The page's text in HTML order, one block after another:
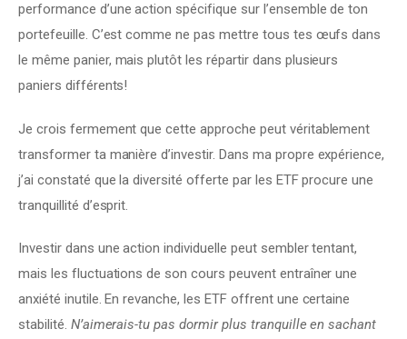
performance d’une action spécifique sur l’ensemble de ton
portefeuille. C’est comme ne pas mettre tous tes œufs dans
le même panier, mais plutôt les répartir dans plusieurs
paniers différents!
Je crois fermement que cette approche peut véritablement
transformer ta manière d’investir. Dans ma propre expérience,
j’ai constaté que la diversité offerte par les ETF procure une
tranquillité d’esprit.
Investir dans une action individuelle peut sembler tentant,
mais les fluctuations de son cours peuvent entraîner une
anxiété inutile. En revanche, les ETF offrent une certaine
stabilité. N’aimerais-tu pas dormir plus tranquille en sachant